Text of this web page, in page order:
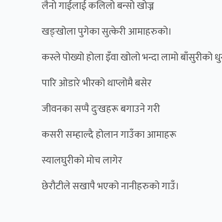
लैनो गाईलाई कलिलो बन्सो खोज्न
खङ्खोला पुगेका सुत्केरी आमाहरुको।
कस्ले पोख्यो होला इँवा खोलो भन्दा लामो बाँसुरीको
पारि ओडारे भीरको थाप्लोमै बसेर
जीवनका सप्पै दुःखहरू बगाउने गरी
कसरी सम्हाल्दै होलान गाउँका आमाहरू
स्यालघुरीको मोच लागेर
छेरौटीले सखापै भएको नानीहरुको गाउँ।